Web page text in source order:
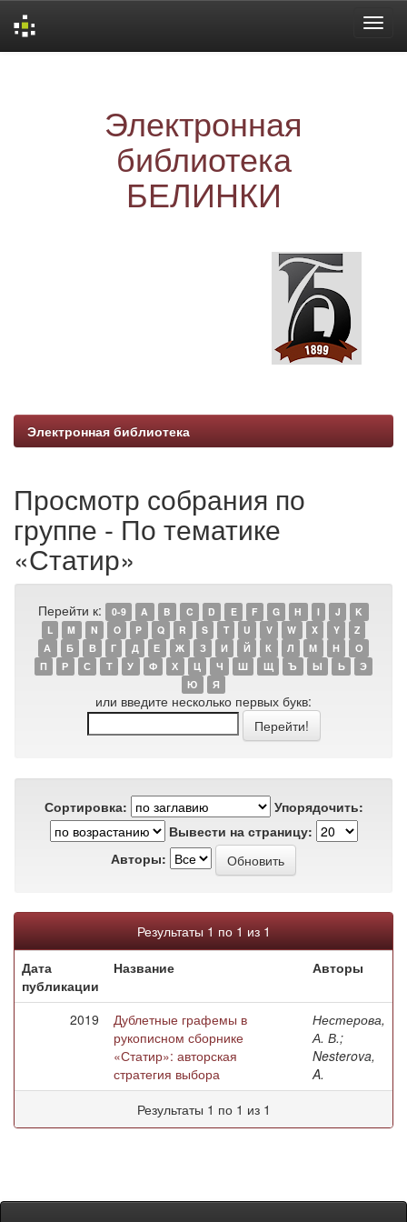
Электронная
библиотека
БЕЛИНКИ
Электронная библиотека
Просмотр собрания по
группе - По тематике
«Статир»
Перейти к: 0-9 A B C D E F G H I J
K
L
M N O P Q R S T U V W X Y
Z
А
Б В Г Д Е Ж З И Й К Л М Н
О
П
Р С Т У Ф Х Ц Ч Ш Щ Ъ Ы Ь
Э
Ю
Я
или введите несколько первых букв:
Сортировка:
Упорядочить:
Вывести на страницу:
Авторы:
Результаты 1 по 1 из 1
Дата
публикации
Название Авторы
2019
Дублетные графемы в
рукописном сборнике
«Статир»: авторская
стратегия выбора
Нестерова,
А. В.;
Nesterova,
A.
Результаты 1 по 1 из 1